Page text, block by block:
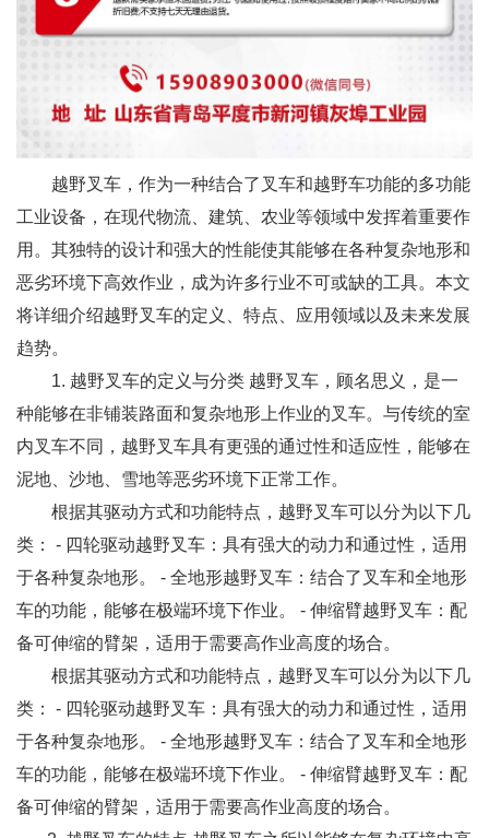
越野叉车，作为一种结合了叉车和越野车功能的多功能
工业设备，在现代物流、建筑、农业等领域中发挥着重要作
用。其独特的设计和强大的性能使其能够在各种复杂地形和
恶劣环境下高效作业，成为许多行业不可或缺的工具。本文
将详细介绍越野叉车的定义、特点、应用领域以及未来发展
趋势。
1. 越野叉车的定义与分类 越野叉车，顾名思义，是一
种能够在非铺装路面和复杂地形上作业的叉车。与传统的室
内叉车不同，越野叉车具有更强的通过性和适应性，能够在
泥地、沙地、雪地等恶劣环境下正常工作。
根据其驱动方式和功能特点，越野叉车可以分为以下几
类： - 四轮驱动越野叉车：具有强大的动力和通过性，适用
于各种复杂地形。 - 全地形越野叉车：结合了叉车和全地形
车的功能，能够在极端环境下作业。 - 伸缩臂越野叉车：配
备可伸缩的臂架，适用于需要高作业高度的场合。
根据其驱动方式和功能特点，越野叉车可以分为以下几
类： - 四轮驱动越野叉车：具有强大的动力和通过性，适用
于各种复杂地形。 - 全地形越野叉车：结合了叉车和全地形
车的功能，能够在极端环境下作业。 - 伸缩臂越野叉车：配
备可伸缩的臂架，适用于需要高作业高度的场合。